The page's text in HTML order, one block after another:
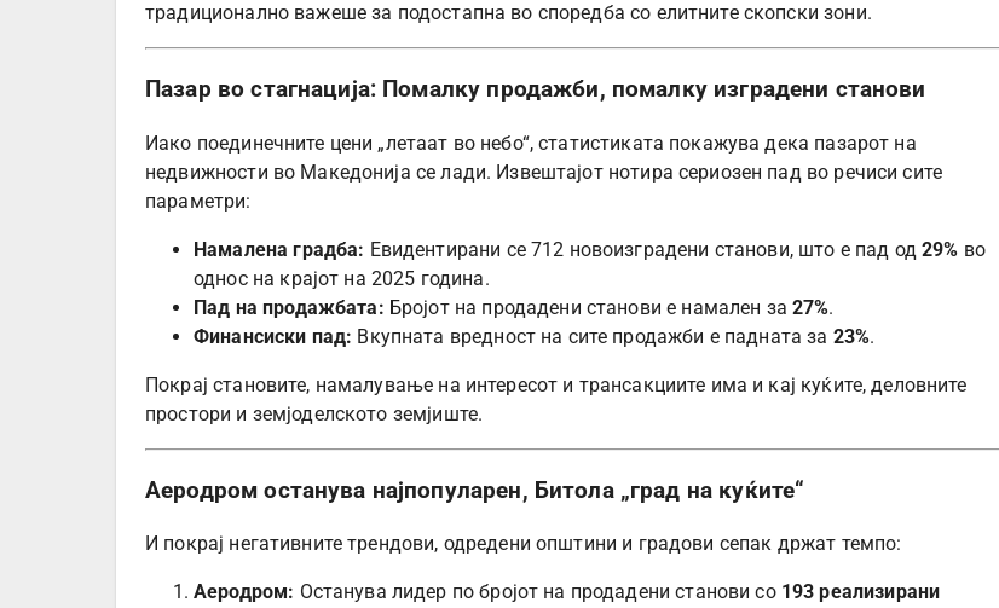
традиционално важеше за подостапна во споредба со елитните скопски зони.
Пазар во стагнација: Помалку продажби, помалку изградени станови
Иако поединечните цени „летаат во небо“, статистиката покажува дека пазарот на
недвижности во Македонија се лади. Извештајот нотира сериозен пад во речиси сите
параметри:
Намалена градба: Евидентирани се 712 новоизградени станови, што е пад од 29% во
однос на крајот на 2025 година.
Пад на продажбата: Бројот на продадени станови е намален за27%.
Финансиски пад: Вкупната вредност на сите продажби е падната за 23%.
Покрај становите, намалување на интересот и трансакциите има и кај куќите, деловните
простори и земјоделското земјиште.
Аеродром останува најпопуларен, Битола „град на куќите“
И покрај негативните трендови, одредени општини и градови сепак држат темпо:
Аеродром: Останува лидер по бројот на продадени станови со 193 реализирани